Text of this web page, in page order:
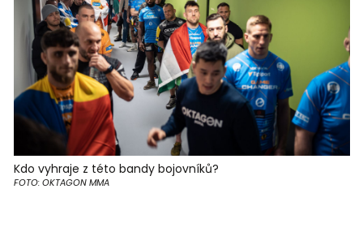
Kdo vyhraje z této bandy bojovníků?
FOTO: OKTAGON MMA